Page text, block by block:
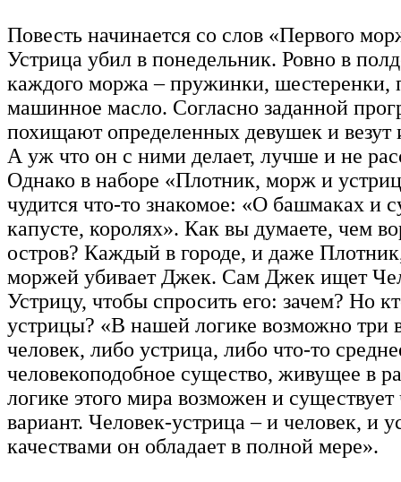
Повесть начинается со слов «Первого
Устрица убил в понедельник. Ровно в
каждого моржа – пружинки, шестеренки,
машинное масло. Согласно заданной
похищают определенных девушек и везут
А уж что он с ними делает, лучше и не
Однако в наборе «Плотник, морж и
чудится что-то знакомое: «О башмаках и
капусте, королях». Как вы думаете, чем
остров? Каждый в городе, и даже
моржей убивает Джек. Сам Джек ищет
Устрицу, чтобы спросить его: зачем? Но
устрицы? «В нашей логике возможно три
человек, либо устрица, либо что-то
человекоподобное существо, живущее в
логике этого мира возможен и существует
вариант. Человек-устрица – и человек, и
качествами он обладает в полной мере».